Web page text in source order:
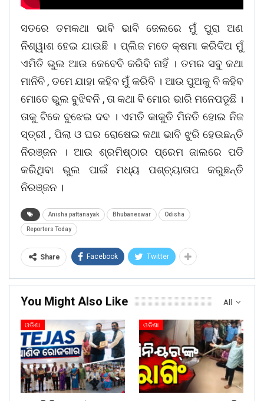
ସତରେ ତମକଥା ଭାବି ଭାବି ଜେଲରେ ମୁଁ ପୁରା ଅଣ
ନିଶ୍ୱାଶ ହେଇ ଯାଉଛି । ପ୍ଲିଜ ମତେ କ୍ଷମା କରିଦିଅ ମୁଁ
ଏମିତି ଭୁଲ ଆଉ କେବେବି କରିବି ନାହିଁ । ତମର ସବୁ କଥା
ମାନିବି , ତମେ ଯାହା କହିବ ମୁଁ କରିବି । ଆଉ ପୁଅକୁ ବି କହିବ
ମୋତେ ଭୁଲ ବୁଝିବନି , ତା କଥା ବି ମୋର ଭାରି ମନେପଡୂଛି ।
ତାକୁ ଟିକେ ବୁଝେଇ ଦବ । ଏମତି କାକୁତି ମିନତି ହୋଇ ନିଜ
ସ୍ତ୍ରୀ , ପିଲା ଓ ଘର ରୋଷେଇ କଥା ଭାବି ଝୁରି ହେଉଛନ୍ତି
ନିରଞ୍ଜନ । ଆଉ ଶ୍ରମିଷ୍ଠାର ପ୍ରେମ ଜାଲରେ ପଡି
କରିଥିବା ଭୁଲ ପାଇଁ ମଧ୍ୟ ପଶ୍ଚ୍ୟାତାପ କରୁଛନ୍ତି
ନିରଞ୍ଜନ ।
Anisha pattanayak Bhubaneswar Odisha
Reporters Today
Share Facebook Twitter
All
You Might Also Like
ଓଡିଶା ଓଡିଶା